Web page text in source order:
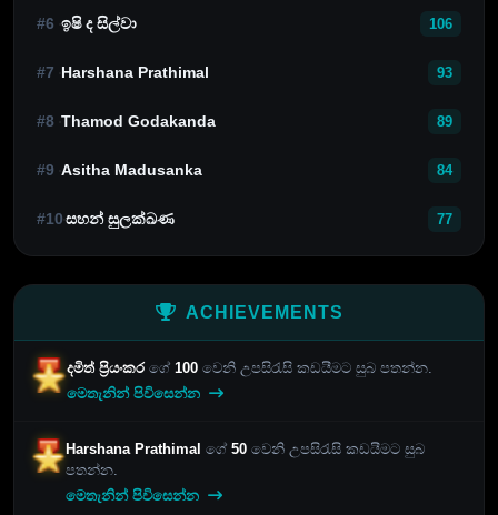
#6 ඉෂි ද සිල්වා 106
#7 Harshana Prathimal 93
#8 Thamod Godakanda 89
#9 Asitha Madusanka 84
#10සහන් සුලක්ඛණ 77
ACHIEVEMENTS
දමිත් ප්‍රියංකර ගේ 100 වෙනි උපසිරැසි කඩයීමට සුබ පතන්න.
මෙතැනින් පිවිසෙන්න
Harshana Prathimal ගේ 50වෙනි උපසිරැසි කඩයීමට සුබ
පතන්න.
මෙතැනින් පිවිසෙන්න